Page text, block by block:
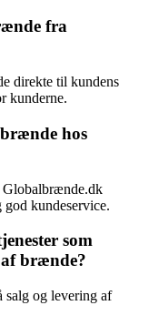
fra
direkte til kundens
kunderne.
hos
Globalbrænde.dk
kundeservice.
som
brænde?
og levering af